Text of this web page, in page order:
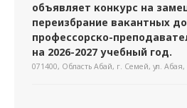
объявляет конкурс на
переизбрание вакантных
профессорско-
на 2026-2027 учебный год.
071400, Область Абай, г. Семей, ул. Абая,